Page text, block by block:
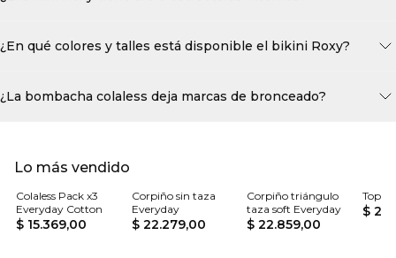
¿En qué colores y talles está disponible el bikini Roxy?
¿La bombacha colaless deja marcas de bronceado?
Lo más vendido
Colaless Pack x3
Everyday Cotton
$ 15.369,00
Corpiño sin taza
Everyday
$ 22.279,00
Corpiño triángulo
taza soft Everyday
$ 22.859,00
Top
$